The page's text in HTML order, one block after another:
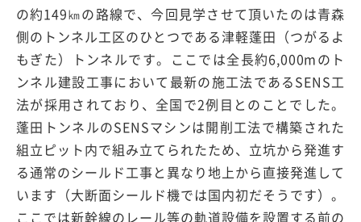
の約149㎞の路線で、今回見学させて頂いたのは青森
側のトンネル工区のひとつである津軽蓬田（つがるよ
もぎた）トンネルです。ここでは全長約6,000mのト
ンネル建設工事において最新の施工法であるSENS工
法が採用されており、全国で2例目とのことでした。
蓬田トンネルのSENSマシンは開削工法で構築された
組立ピット内で組み立てられたため、立坑から発進す
る通常のシールド工事と異なり地上から直接発進して
います（大断面シールド機では国内初だそうです）。
ここでは新幹線のレール等の軌道設備を設置する前の